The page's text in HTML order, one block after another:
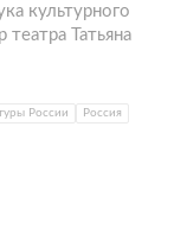
культурного
Татьяна
России
Россия